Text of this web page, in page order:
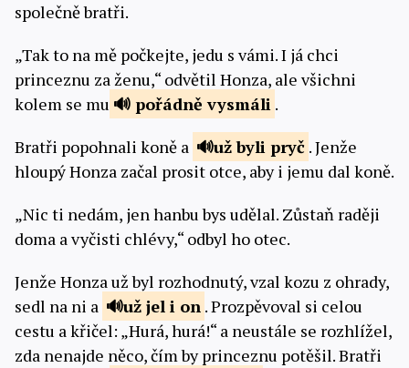
společně bratři.
„Tak to na mě počkejte, jedu s vámi. I já chci
princeznu za ženu,“ odvětil Honza, ale všichni
kolem se mu
pořádněvysmáli .
Bratři popohnali koně a
už byli pryč . Jenže
hloupý Honza začal prosit otce, aby i jemu dal koně.
„Nic ti nedám, jen hanbu bys udělal. Zůstaň raději
doma a vyčisti chlévy,“ odbyl ho otec.
Jenže Honza už byl rozhodnutý, vzal kozu z ohrady,
sedl na ni a
už jel i on . Prozpěvoval si celou
cestu a křičel: „Hurá, hurá!“ a neustále se rozhlížel,
zda nenajde něco, čím by princeznu potěšil. Bratři